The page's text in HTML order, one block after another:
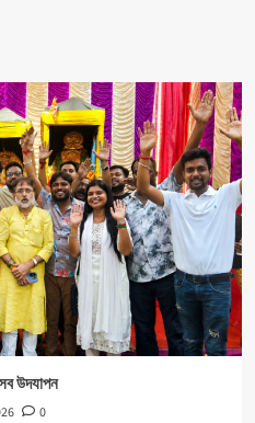
রক্ষার জন্য বিশেষ ক্যাম্পের ব্যবস্থা।
স্পোর্টিং ক্লাবের যৌথ উদ্যোগে রক্তদান
উদযাপন
0